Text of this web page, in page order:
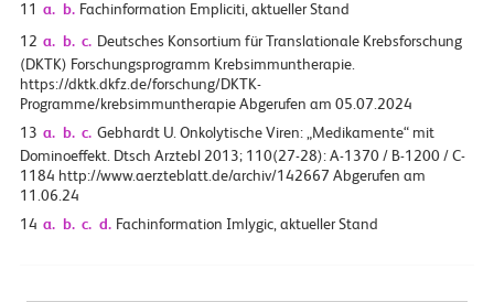
11
a. b. Fachinformation Empliciti, aktueller Stand
12 a. b. c. Deutsches Konsortium für Translationale Krebsforschung
(DKTK) Forschungsprogramm Krebsimmuntherapie.
https://dktk.dkfz.de/forschung/DKTK-
Programme/krebsimmuntherapie Abgerufen am 05.07.2024
13 a. b. c. Gebhardt U. Onkolytische Viren: „Medikamente“ mit
Dominoeffekt. Dtsch Arztebl 2013; 110(27-28): A-1370 / B-1200 / C-
1184 http://www.aerzteblatt.de/archiv/142667 Abgerufen am
11.06.24
14 a. b. c. d. Fachinformation Imlygic, aktueller Stand